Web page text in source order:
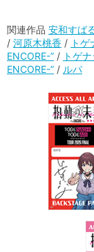
関連作品 安和すば
/ 河原木桃香 / ト
ENCORE-” / トゲ
ENCORE-” / ルパ